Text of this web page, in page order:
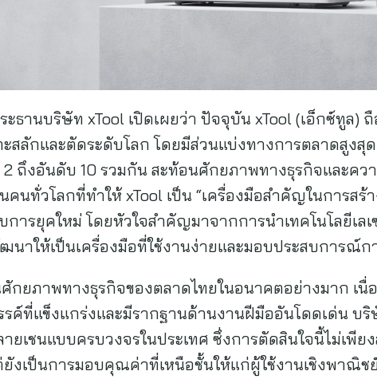
ธานบริษัท xTool เปิดเผยว่า ปัจจุบัน xTool (เอ็กซ์ทูล)
ะสลักและตัดระดับโลก โดยมีส่วนแบ่งทางการตลาดสูง
ถึงอันดับ 10 รวมกัน สะท้อนศักยภาพทางธุรกิจและคว
คนทั่วโลกที่ทำให้ xTool เป็น “เครื่องมือสำคัญในการสร้
ารยุคใหม่ โดยหัวใจสำคัญมาจากการนำเทคโนโลยีเล
นาให้เป็นเครื่องมือที่ใช้งานง่ายและมอบประสบการณ์ก
ศักยภาพทางธุรกิจของตลาดไทยในอนาคตอย่างมาก เ
รค์ที่แข็งแกร่งและมีรากฐานด้านงานฝีมืออันโดดเด่น บริ
ยเชนแบบครบวงจรในประเทศ ซึ่งการตัดสินใจนี้ไม่เพี
งเป็นการมอบคุณค่าที่เหนือชั้นให้แก่ผู้ใช้งานเชิงพาณิช